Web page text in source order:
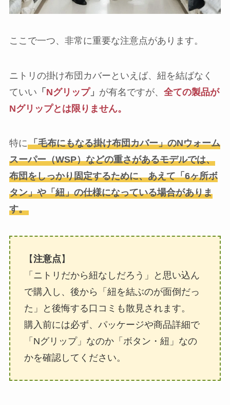
ここで一つ、非常に重要な注意点があります。
ニトリの掛け布団カバーといえば、紐を結ばなく
ていい 「 Nグリップ」 が有名ですが、 全ての製品が
Nグリップとは限りません。
特に「毛布にもなる掛け布団カバー」のNウォーム
スーパー（WSP）などの重さがあるモデルでは、
布団をしっかり固定するために、あえて「6ヶ所ボ
タン」や「紐」の仕様になっている場合がありま
す。
【注意点 】
「ニトリだから紐なしだろう」と思い込ん
で購入し、後から「紐を結ぶのが面倒だっ
た」と後悔する口コミも散見されます。
購入前には必ず、パッケージや商品詳細で
「Nグリップ」なのか「ボタン・紐」なの
かを確認してください。